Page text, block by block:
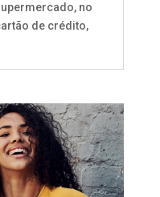
no
de crédito,